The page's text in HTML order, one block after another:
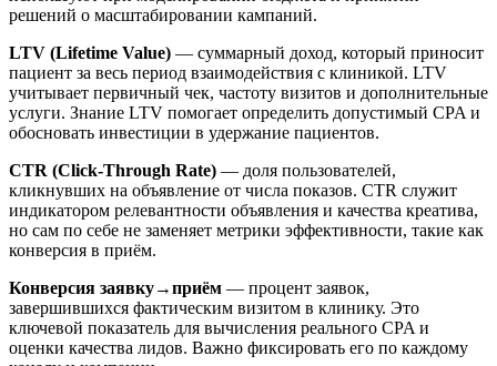
решений о масштабировании кампаний.
LTV (Lifetime Value) — суммарный доход, который приносит
пациент за весь период взаимодействия с клиникой. LTV
учитывает первичный чек, частоту визитов и дополнительные
услуги. Знание LTV помогает определить допустимый CPA и
обосновать инвестиции в удержание пациентов.
CTR (Click-Through Rate) — доля пользователей,
кликнувших на объявление от числа показов. CTR служит
индикатором релевантности объявления и качества креатива,
но сам по себе не заменяет метрики эффективности, такие как
конверсия в приём.
Конверсия заявку→приём — процент заявок,
завершившихся фактическим визитом в клинику. Это
ключевой показатель для вычисления реального CPA и
оценки качества лидов. Важно фиксировать его по каждому